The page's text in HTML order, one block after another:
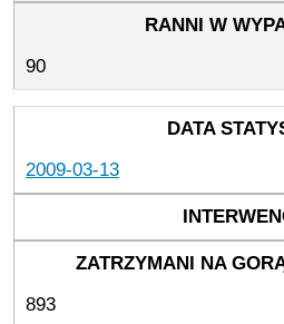
90
2009-03-13
893